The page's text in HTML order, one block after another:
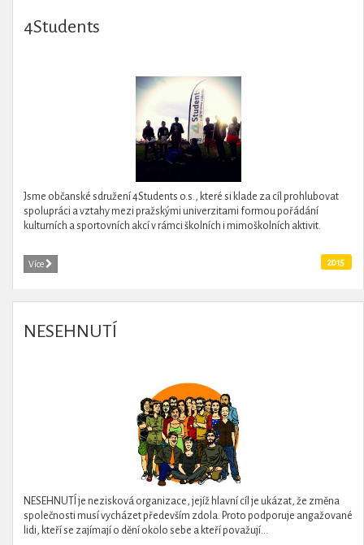
4Students
Jsme občanské sdružení 4Students o.s., které si klade za cíl prohlubovat
spolupráci a vztahy mezi pražskými univerzitami formou pořádání
kulturních a sportovních akcí v rámci školních i mimoškolních aktivit.
Více 2015
NESEHNUTÍ
NESEHNUTÍ je nezisková organizace, jejíž hlavní cíl je ukázat, že změna
společnosti musí vycházet především zdola. Proto podporuje angažované
lidi, kteří se zajímají o dění okolo sebe a kteří považují...